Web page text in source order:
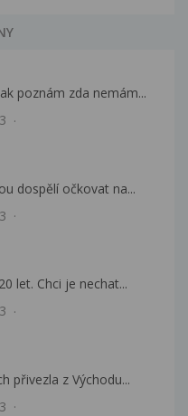
poznám zda nemám...
dospělí očkovat na...
let. Chci je nechat...
přivezla z Východu...